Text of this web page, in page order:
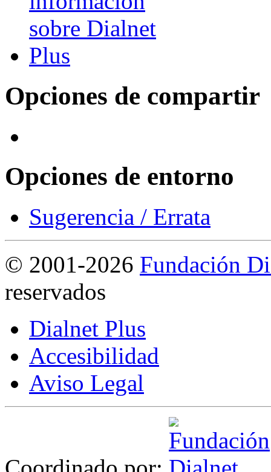
Opciones de compartir
Opciones de entorno
Sugerencia / Errata
© 2001-2026 Fundación
reservados
Dialnet Plus
Accesibilidad
Aviso Legal